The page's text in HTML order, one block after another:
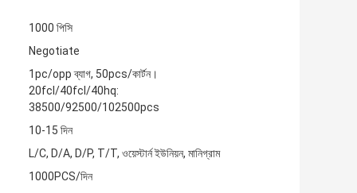
1000 পিসি
Negotiate
1pc/opp ব্যাগ, 50pcs/কার্টন।
20fcl/40fcl/40hq:
38500/92500/102500pcs
10-15 দিন
L/C, D/A, D/P, T/T, ওয়েস্টার্ন ইউনিয়ন, মানিগ্রাম
1000PCS/দিন